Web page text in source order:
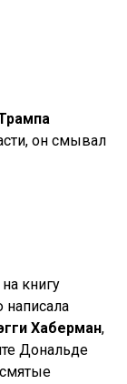
он смывал
книгу
Хаберман,
Дональде